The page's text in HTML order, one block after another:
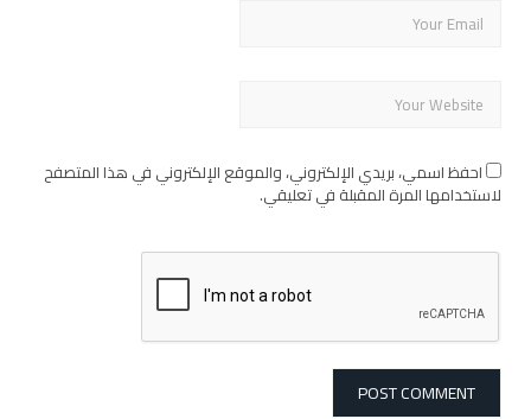
احفظ اسمي، بريدي الإلكتروني، والموقع الإلكتروني في هذا المتصفح
لاستخدامها المرة المقبلة في تعليقي.